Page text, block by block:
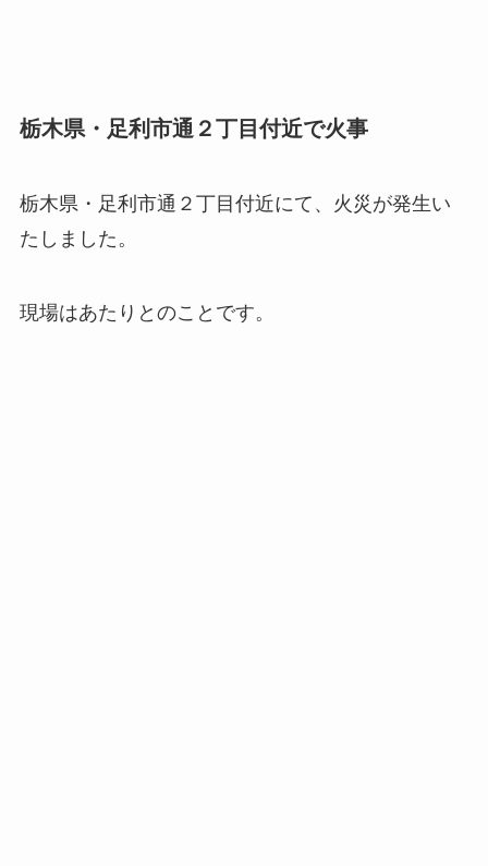
栃木県・足利市通２丁目付近で火事
栃木県・足利市通２丁目付近にて、火災が発生い
たしました。
現場はあたりとのことです。